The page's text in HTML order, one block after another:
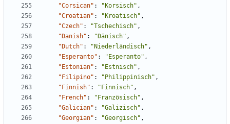
"Corsican" : "Korsisch" ,
"Croatian" : "Kroatisch" ,
"Czech" : "Tschechisch" ,
"Danish" : "Dänisch" ,
"Dutch" : "Niederländisch" ,
"Esperanto" : "Esperanto" ,
"Estonian" : "Estnisch" ,
"Filipino" : "Philippinisch" ,
"Finnish" : "Finnisch" ,
"French" : "Französisch" ,
"Galician" : "Galizisch" ,
"Georgian" : "Georgisch" ,